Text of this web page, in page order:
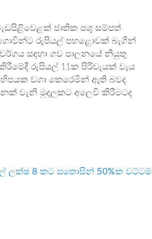
ජාතික පශු සම්පත්
රුපියල් පහළොවක් බැගින්
සඳහා ගව පාලනයේ නියුතු
රුපියල් 11ක පිරිවැයක් වැය
වගා කෙරෙමින් ඇති බවද
වැනි මුදලකට අලෙවි කිරීමටද
ලක්ෂ 8 කට සතොසින් 50%ක වට්ටම්